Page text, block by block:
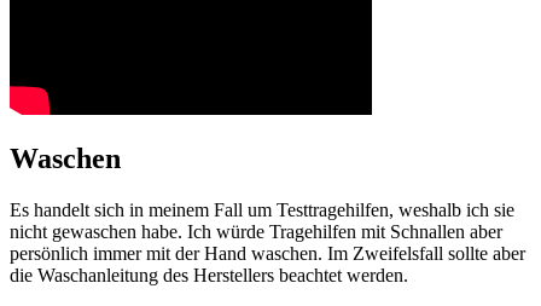
Waschen
Es handelt sich in meinem Fall um Testtragehilfen, weshalb ich sie
nicht gewaschen habe. Ich würde Tragehilfen mit Schnallen aber
persönlich immer mit der Hand waschen. Im Zweifelsfall sollte aber
die Waschanleitung des Herstellers beachtet werden.